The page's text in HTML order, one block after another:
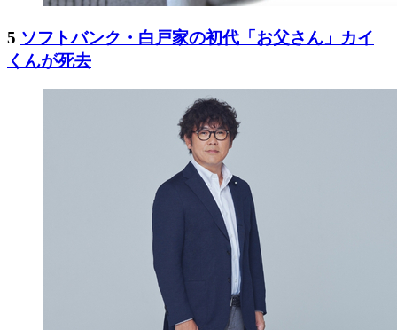
5 ソフトバンク・白戸家の初代「お父さん」カイ
くんが死去